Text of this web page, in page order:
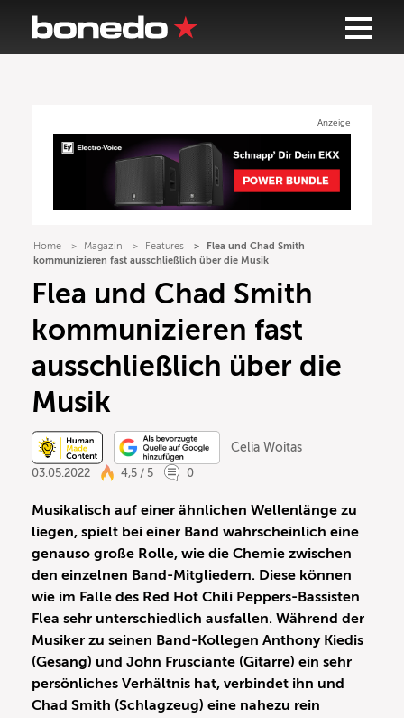
Anzeige
Home Magazin Features
Flea und Chad Smith
kommunizieren fast ausschließlich über die Musik
Flea und Chad Smith
kommunizieren fast
ausschließlich über die
Musik
Celia Woitas
03.05.2022
4,5 / 5 0
Musikalisch auf einer ähnlichen Wellenlänge zu
liegen, spielt bei einer Band wahrscheinlich eine
genauso große Rolle, wie die Chemie zwischen
den einzelnen Band-Mitgliedern. Diese können
wie im Falle des Red Hot Chili Peppers-Bassisten
Flea sehr unterschiedlich ausfallen. Während der
Musiker zu seinen Band-Kollegen Anthony Kiedis
(Gesang) und John Frusciante (Gitarre) ein sehr
persönliches Verhältnis hat, verbindet ihn und
Chad Smith (Schlagzeug) eine nahezu rein